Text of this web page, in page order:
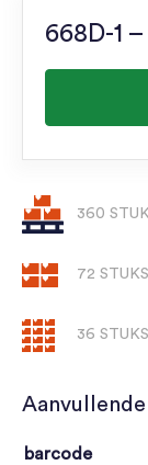
668D-1
360
72
36
barcode